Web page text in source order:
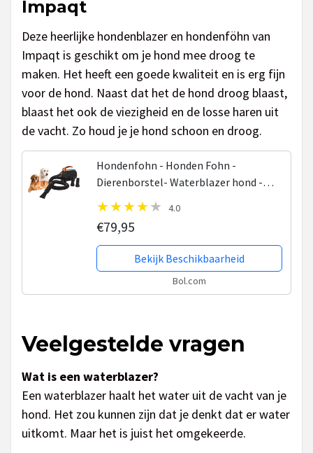
Impaqt
Deze heerlijke hondenblazer en hondenföhn van
Impaqt is geschikt om je hond mee droog te
maken. Het heeft een goede kwaliteit en is erg fijn
voor de hond. Naast dat het de hond droog blaast,
blaast het ook de viezigheid en de losse haren uit
de vacht. Zo houd je je hond schoon en droog.
Hondenfohn - Honden Fohn -
Dierenborstel- Waterblazer hond -
2200W Incl. warmte motor
4.0
€79,95
Bekijk Beschikbaarheid
Bol.com
Veelgestelde vragen
Wat is een waterblazer?
Een waterblazer haalt het water uit de vacht van je
hond. Het zou kunnen zijn dat je denkt dat er water
uitkomt. Maar het is juist het omgekeerde.